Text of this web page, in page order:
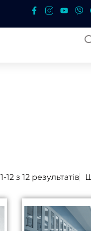
12 з 12 результатів